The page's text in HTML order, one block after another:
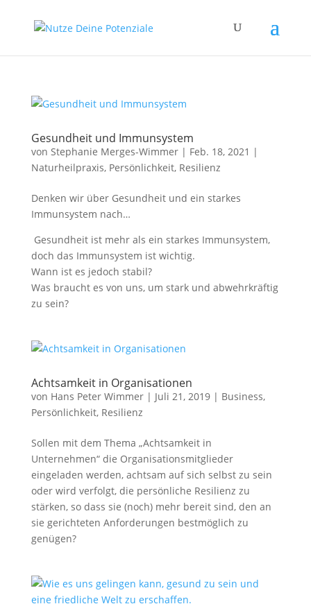
Gesundheit und Immunsystem
von Stephanie Merges-Wimmer| Feb. 18, 2021 |
Naturheilpraxis, Persönlichkeit, Resilienz
Denken wir über Gesundheit und ein starkes
Immunsystem nach…
Gesundheit ist mehr als ein starkes Immunsystem,
doch das Immunsystem ist wichtig.
Wann ist es jedoch stabil?
Was braucht es von uns, um stark und abwehrkräftig
zu sein?
Achtsamkeit in Organisationen
von Hans Peter Wimmer| Juli 21, 2019| Business,
Persönlichkeit, Resilienz
Sollen mit dem Thema „Achtsamkeit in
Unternehmen“ die Organisationsmitglieder
eingeladen werden, achtsam auf sich selbst zu sein
oder wird verfolgt, die persönliche Resilienz zu
stärken, so dass sie (noch) mehr bereit sind, den an
sie gerichteten Anforderungen bestmöglich zu
genügen?